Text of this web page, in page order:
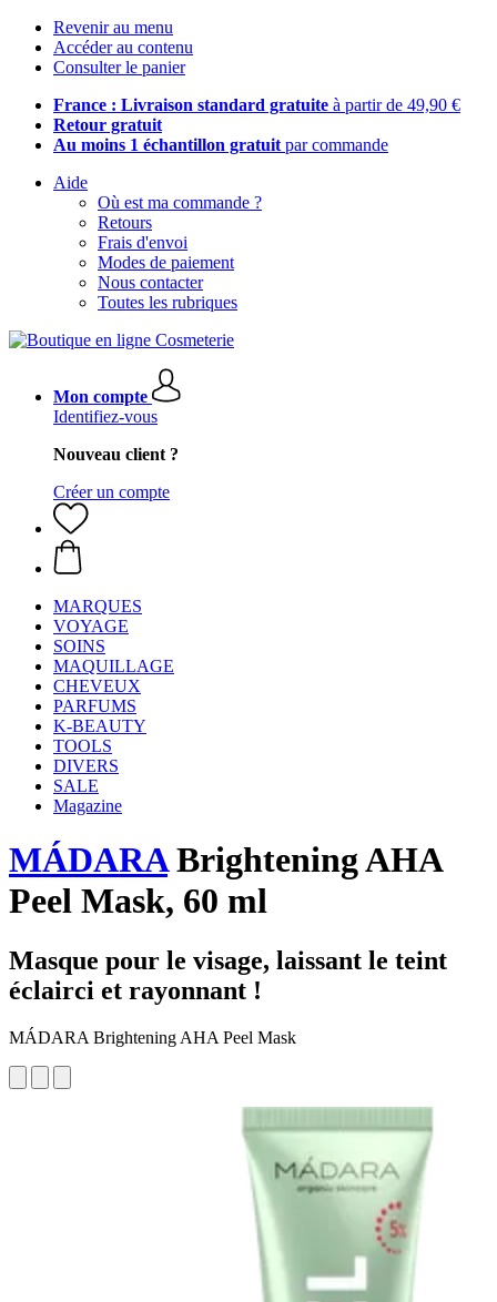
Revenir au menu
Accéder au contenu
Consulter le panier
France : Livraison standard gratuite à partir de 49,90 €
Retour gratuit
Au moins 1 échantillon gratuit par commande
Aide
Où est ma commande ?
Retours
Frais d'envoi
Modes de paiement
Nous contacter
Toutes les rubriques
Mon compte
Identifiez-vous
Nouveau client ?
Créer un compte
MARQUES
VOYAGE
SOINS
MAQUILLAGE
CHEVEUX
PARFUMS
K-BEAUTY
TOOLS
DIVERS
SALE
Magazine
MÁDARABrightening AHA
Peel Mask, 60 ml
Masque pour le visage, laissant le teint
éclairci et rayonnant !
MÁDARA Brightening AHA Peel Mask